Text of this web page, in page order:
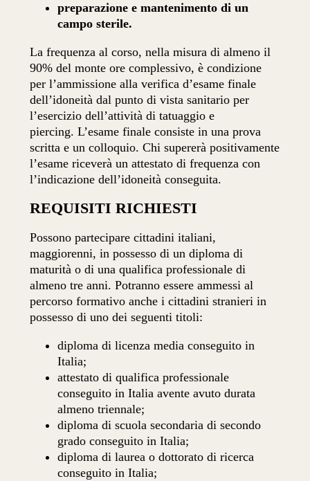
preparazione e mantenimento di un
campo sterile.
La frequenza al corso, nella misura di almeno il
90% del monte ore complessivo, è condizione
per l’ammissione alla verifica d’esame finale
dell’idoneità dal punto di vista sanitario per
l’esercizio dell’attività di tatuaggio e
piercing. L’esame finale consiste in una prova
scritta e un colloquio. Chi supererà positivamente
l’esame riceverà un attestato di frequenza con
l’indicazione dell’idoneità conseguita.
REQUISITI RICHIESTI
Possono partecipare cittadini italiani,
maggiorenni, in possesso di un diploma di
maturità o di una qualifica professionale di
almeno tre anni. Potranno essere ammessi al
percorso formativo anche i cittadini stranieri in
possesso di uno dei seguenti titoli:
diploma di licenza media conseguito in
Italia;
attestato di qualifica professionale
conseguito in Italia avente avuto durata
almeno triennale;
diploma di scuola secondaria di secondo
grado conseguito in Italia;
diploma di laurea o dottorato di ricerca
conseguito in Italia;